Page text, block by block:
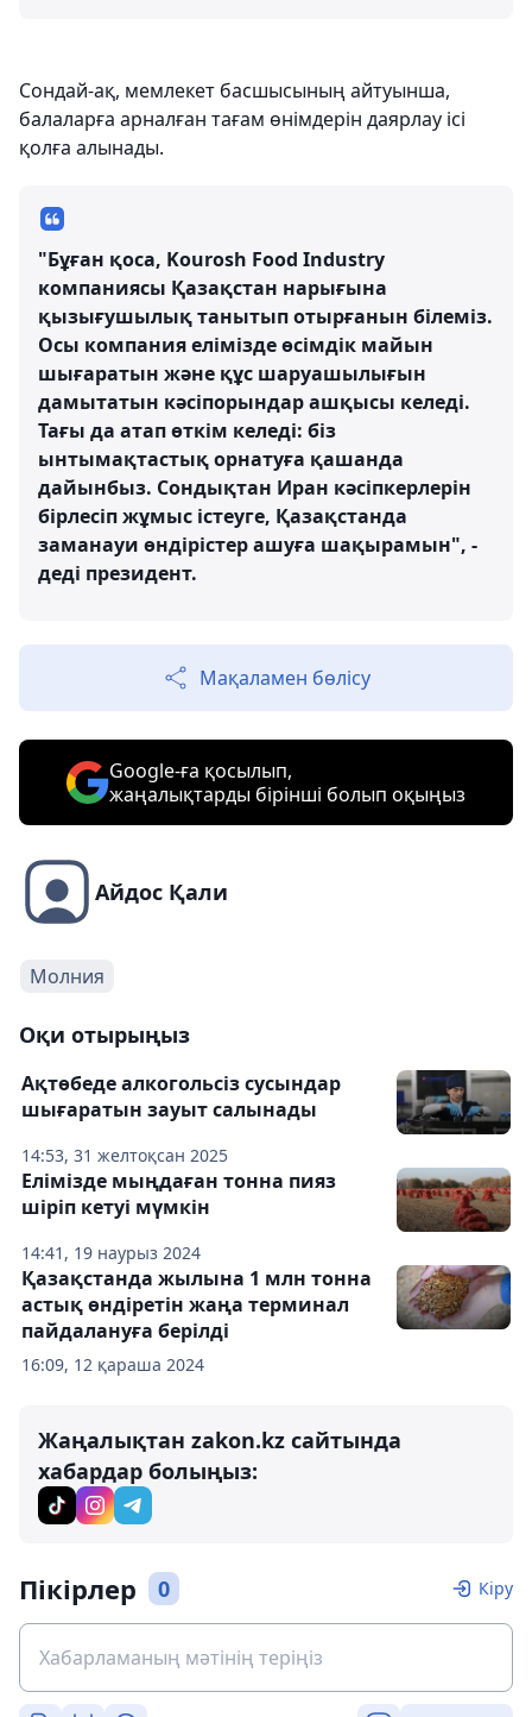
Сондай-ақ, мемлекет басшысының айтуынша,
балаларға арналған тағам өнімдерін даярлау ісі
қолға алынады.
"Бұған қоса, Kourosh Food Industry
компаниясы Қазақстан нарығына
қызығушылық танытып отырғанын білеміз.
Осы компания елімізде өсімдік майын
шығаратын және құс шаруашылығын
дамытатын кәсіпорындар ашқысы келеді.
Тағы да атап өткім келеді: біз
ынтымақтастық орнатуға қашанда
дайынбыз. Сондықтан Иран кәсіпкерлерін
бірлесіп жұмыс істеуге, Қазақстанда
заманауи өндірістер ашуға шақырамын", -
деді президент.
Мақаламен бөлісу
Google-ға қосылып,
жаңалықтарды бірінші болып оқыңыз
Айдос Қали
Молния
Оқи отырыңыз
14:53, 31 желтоқсан 2025
Ақтөбеде алкогольсіз сусындар
шығаратын зауыт салынады
14:41, 19 наурыз 2024
Елімізде мыңдаған тонна пияз
шіріп кетуі мүмкін
16:09, 12 қараша 2024
Қазақстанда жылына 1 млн тонна
астық өндіретін жаңа терминал
пайдалануға берілді
Жаңалықтан zakon.kz сайтында
хабардар болыңыз:
Пікірлер 0 Кіру